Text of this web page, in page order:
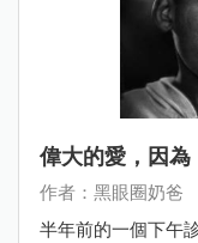
偉大的愛，因
作者：黑眼圈奶爸
半年前的一個下午